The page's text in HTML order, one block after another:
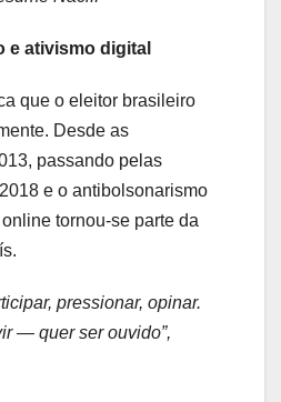
e ativismo digital
que o eleitor brasileiro
Desde as
passando pelas
e o antibolsonarismo
tornou-se parte da
pressionar, opinar.
— quer ser ouvido”,